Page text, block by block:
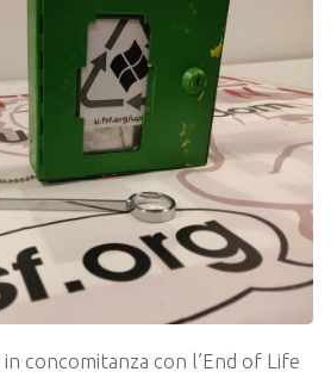
concomitanza con l’End of Life